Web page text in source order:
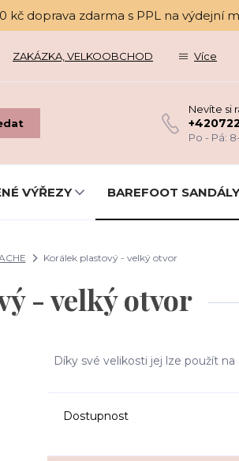
doprava zdarma s PPL na výdejní
ZAKÁZKA, VELKOOBCHOD Více
Nevíte si
Po - Pá:
VÝŘEZY BAREFOOT
Korálek plastový - velký otvor
- velký otvor
Díky své velikosti jej lze použít na
Dostupnost